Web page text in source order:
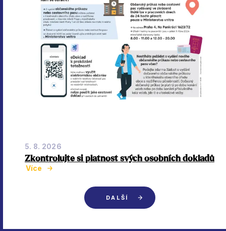
5. 8. 2026
Zkontrolujte si platnost svých osobních dokladů
Více
DALŠÍ